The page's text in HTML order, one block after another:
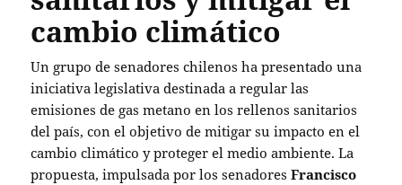
cambio climático
Un grupo de senadores chilenos ha presentado una
iniciativa legislativa destinada a regular las
emisiones de gas metano en los rellenos sanitarios
del país, con el objetivo de mitigar su impacto en el
cambio climático y proteger el medio ambiente. La
propuesta, impulsada por los senadoresFrancisco